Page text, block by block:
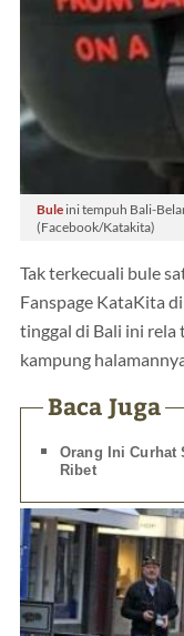
Bule ini tempuh Bali-
(Facebook/Katakita)
Tak terkecuali bule
Fanspage KataKita
tinggal di Bali ini rela
kampung
Baca Juga
Orang Ini Curhat
Ribet